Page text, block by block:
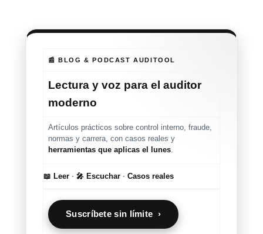
📰 BLOG & PODCAST AUDITOOL
Lectura y voz para el auditor
moderno
Artículos prácticos sobre control interno, fraude,
normas y carrera, con casos reales y
herramientas que aplicas el lunes.
📖 Leer · 🎤 Escuchar · Casos reales
Suscríbete sin límite ›